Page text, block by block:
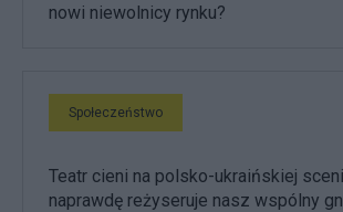
nowi niewolnicy rynku?
Społeczeństwo
Teatr cieni na polsko-ukraińskiej
naprawdę reżyseruje nasz wspólny